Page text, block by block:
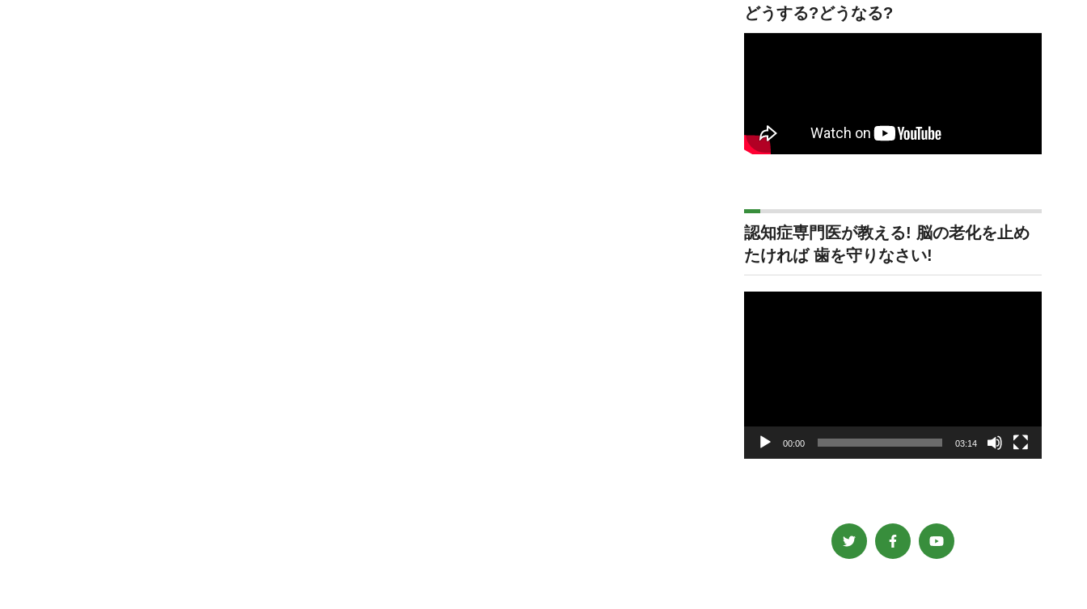
どうする?どうなる?
認知症専門医が教える! 脳の老化を止め
たければ 歯を守りなさい!
00:00 03:14